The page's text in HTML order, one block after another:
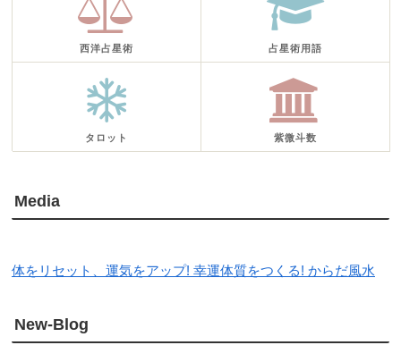
西洋占星術 占星術用語
タロット 紫微斗数
Media
体をリセット、運気をアップ! 幸運体質をつくる! からだ風水
New-Blog